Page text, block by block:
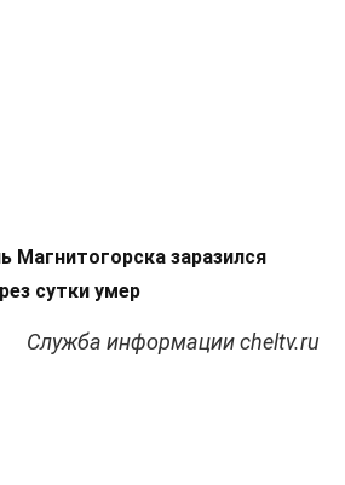
Магнитогорска заразился
сутки умер
Служба информации cheltv.ru